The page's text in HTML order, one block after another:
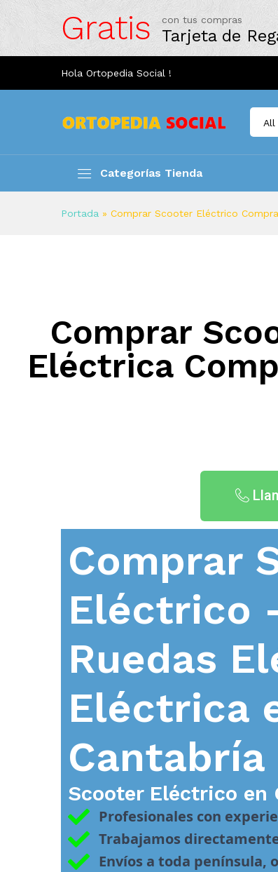
Gratis con tus compras
Tarjeta de
Hola Ortopedia Social !
All
Categorías Tienda
Portada » Comprar Scooter Eléctrico
Comprar
Eléctrica
Comprar
Eléctrico
Ruedas
Eléctrica
Cantabría
Scooter Eléctrico en
Profesionales con
Trabajamos
Envíos a toda península,